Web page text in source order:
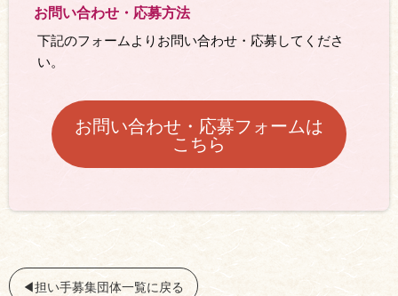
お問い合わせ・応募⽅法
下記のフォームよりお問い合わせ・応募してくださ
い。
お問い合わせ・応募フォームは
こちら
◀︎担い手募集団体一覧に戻る